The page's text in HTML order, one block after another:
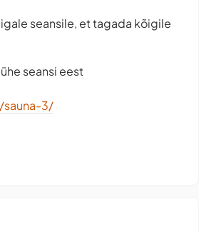
seansile, et tagada kõigile
seansi eest
3/